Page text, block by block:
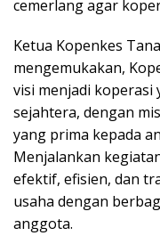
cemerlang agar
Ketua Kopenkes
mengemukakan,
visi menjadi koperasi
sejahtera, dengan
yang prima kepada
Menjalankan
efektif, efisien, dan
usaha dengan
anggota.